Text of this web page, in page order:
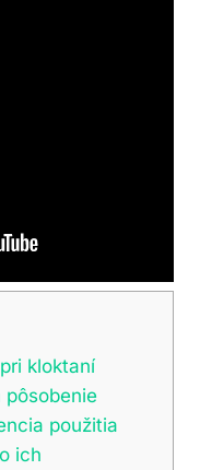
kloktaní
použitia
ich